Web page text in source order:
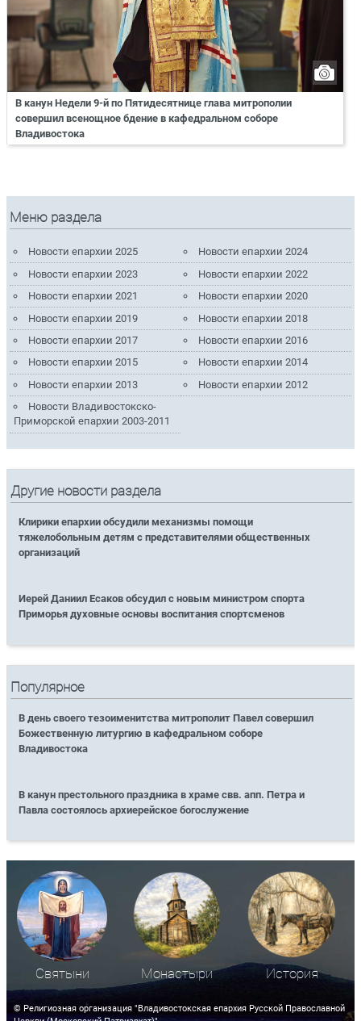
В канун Недели 9-й по Пятидесятнице глава митрополии
совершил всенощное бдение в кафедральном соборе
Владивостока
Меню раздела
Новости епархии 2025
Новости епархии 2024
Новости епархии 2023
Новости епархии 2022
Новости епархии 2021
Новости епархии 2020
Новости епархии 2019
Новости епархии 2018
Новости епархии 2017
Новости епархии 2016
Новости епархии 2015
Новости епархии 2014
Новости епархии 2013
Новости епархии 2012
Новости Владивостокско-
Приморской епархии 2003-2011
Другие новости раздела
Клирики епархии обсудили механизмы помощи
тяжелобольным детям с представителями общественных
организаций
Иерей Даниил Есаков обсудил с новым министром спорта
Приморья духовные основы воспитания спортсменов
Популярное
В день своего тезоименитства митрополит Павел совершил
Божественную литургию в кафедральном соборе
Владивостока
В канун престольного праздника в храме свв. апп. Петра и
Павла состоялось архиерейское богослужение
Святыни Монастыри История
© Религиозная организация "Владивостокская епархия Русской Православной